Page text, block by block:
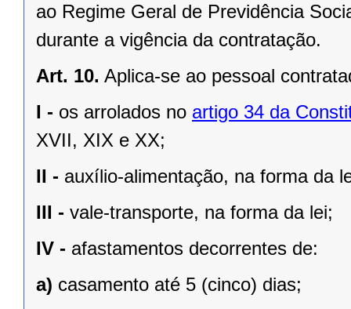
ao Regime Geral de Previdência
durante a vigência da contratação.
Art. 10. Aplica-se ao pessoal
I - os arrolados no artigo 34 da
XVII, XIX e XX;
II - auxílio-alimentação, na forma da
III - vale-transporte, na forma da lei;
IV - afastamentos decorrentes de:
a) casamento até 5 (cinco) dias;